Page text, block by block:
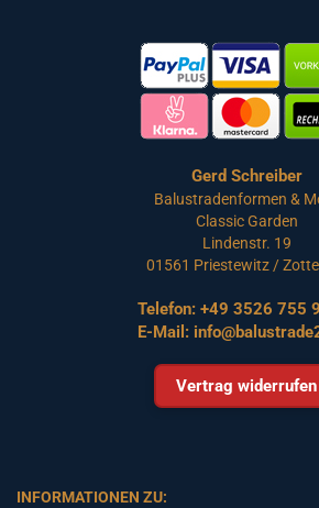
Gerd Schreiber
Balustradenformen &
Classic Garden
Lindenstr. 19
01561 Priestewitz /
Telefon: +49 3526 755
E-Mail:
Vertrag widerrufen
INFORMATIONEN ZU: